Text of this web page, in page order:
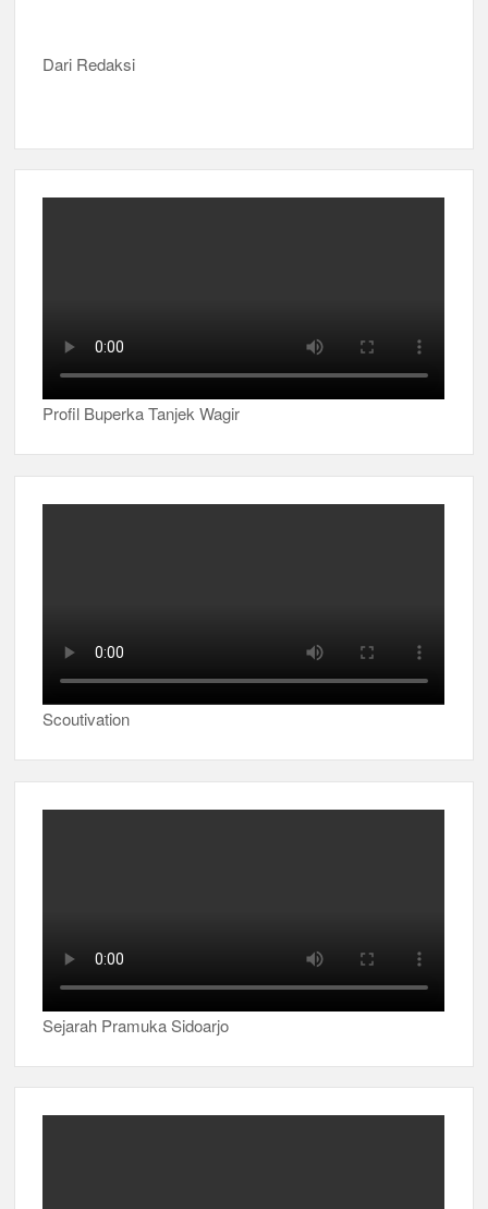
Dari Redaksi
Profil Buperka Tanjek Wagir
Scoutivation
Sejarah Pramuka Sidoarjo